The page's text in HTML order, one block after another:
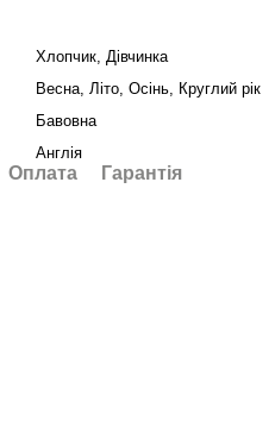
Хлопчик, Дівчинка
Весна, Літо, Осінь, Круглий рік
Бавовна
Англія
Оплата Гарантія